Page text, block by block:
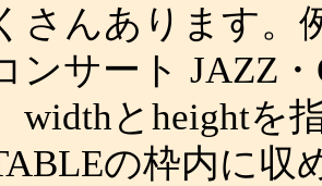
さんあります。
ンサート JAZZ
widthとheightを
の枠内に収